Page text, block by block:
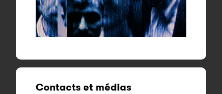
Contacts et médias